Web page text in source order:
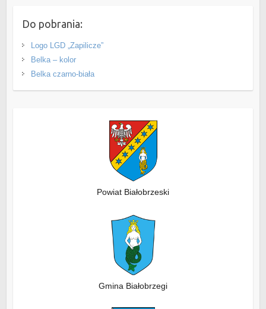
Do pobrania:
Logo LGD „Zapilicze”
Belka – kolor
Belka czarno-biała
Powiat Białobrzeski
Gmina Białobrzegi